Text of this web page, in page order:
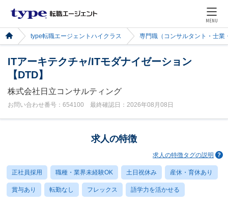
MENU
type転職エージェントハイクラス 専門職（コンサルタント・士業
ITアーキテクチャ/ITモダナイゼーション
【DTD】
株式会社日立コンサルティング
お問い合わせ番号：654100 最終確認日：2026年08月08日
求人の特徴
求人の特徴タグの説明
正社員採用 職種・業界未経験OK 土日祝休み 産休・育休あり
賞与あり 転勤なし フレックス 語学力を活かせる